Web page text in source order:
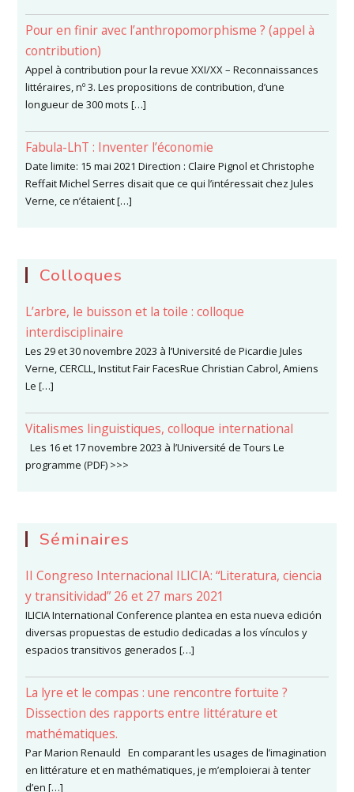
Pour en finir avec l’anthropomorphisme ? (appel à
contribution)
Appel à contribution pour la revue XXI/XX – Reconnaissances
littéraires, nº 3. Les propositions de contribution, d’une
longueur de 300 mots […]
Fabula-LhT : Inventer l’économie
Date limite: 15 mai 2021 Direction : Claire Pignol et Christophe
Reffait Michel Serres disait que ce qui l’intéressait chez Jules
Verne, ce n’étaient […]
Colloques
L’arbre, le buisson et la toile : colloque
interdisciplinaire
Les 29 et 30 novembre 2023 à l’Université de Picardie Jules
Verne, CERCLL, Institut Fair FacesRue Christian Cabrol, Amiens
Le […]
Vitalismes linguistiques, colloque international
Les 16 et 17 novembre 2023 à l’Université de Tours Le
programme (PDF) >>>
Séminaires
II Congreso Internacional ILICIA: “Literatura, ciencia
y transitividad” 26 et 27 mars 2021
ILICIA International Conference plantea en esta nueva edición
diversas propuestas de estudio dedicadas a los vínculos y
espacios transitivos generados […]
La lyre et le compas : une rencontre fortuite ?
Dissection des rapports entre littérature et
mathématiques.
Par Marion Renauld En comparant les usages de l’imagination
en littérature et en mathématiques, je m’emploierai à tenter
d’en […]